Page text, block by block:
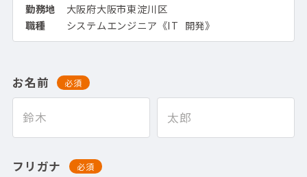
勤務地
大阪府大阪市東淀川区
職種
システムエンジニア《IT_開発》
お名前 必須
フリガナ 必須